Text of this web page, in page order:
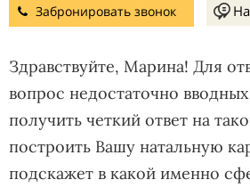
Забронировать звонок
Здравствуйте, Марина! Для
вопрос недостаточно
получить четкий ответ на
построить Вашу натальную
подскажет в какой именно